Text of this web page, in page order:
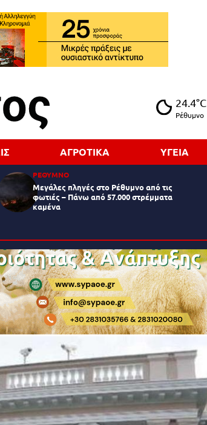
24.4°C
Ρέθυμνο
ΑΓΡΟΤΙΚΑ ΥΓΕΙΑ
ΡΕΘΥΜΝΟ
Μεγάλες πληγές στο Ρέθυμνο από τις
φωτιές – Πάνω από 57.000 στρέμματα
καμένα